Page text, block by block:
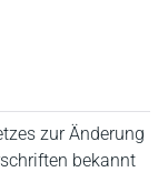
zur Änderung
bekannt